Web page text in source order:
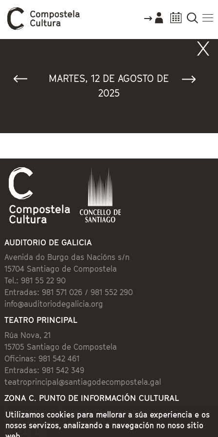
MARTES, 12 DE AGOSTO DE
2025
AUDITORIO DE GALICIA
Avenida do Burgo das Nacións s/n
15704 Santiago de Compostela
Tel.: 981 55 22 90
Entradas: 981 571 026 / 981 552 290
info@auditoriodegalicia.org
TEATRO PRINCIPAL
Rúa Nova, 21
15705 Santiago de Compostela
Oficinas: 981 542 461
Entradas: 981 542 349
teatroprincipal@santiagodecompostela.gal
ZONA C. PUNTO DE INFORMACIÓN CULTURAL
Preguntoiro, 1 (Praza de Cervantes)
15704 Santiago de Compostela
981 542 462
Utilizamos cookies para mellorar a súa experiencia e os
nosos servizos, analizando a navegación no noso sitio